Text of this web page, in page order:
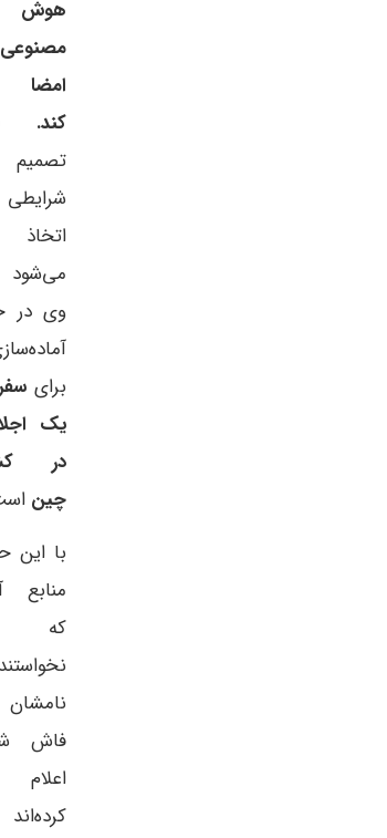
هوش
امضا
کند.
شرایطی
اتخاذ
وی در
برای
یک
در
چین
با این
منابع
که
نخواستند
نامشان
فاش
اعلام
کرده‌اند